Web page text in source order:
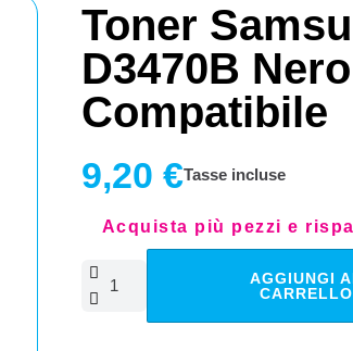
Toner
D3470B Nero
Compatibile
9,20 €Tasse incluse
Acquista più pezzi e
AGGIUNGI
CARRELLO